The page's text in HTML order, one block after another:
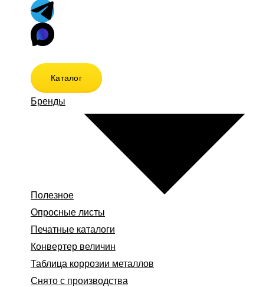
Каталог
Бренды
Полезное
Опросные листы
Печатные каталоги
Конвертер величин
Таблица коррозии металлов
Снято с производства